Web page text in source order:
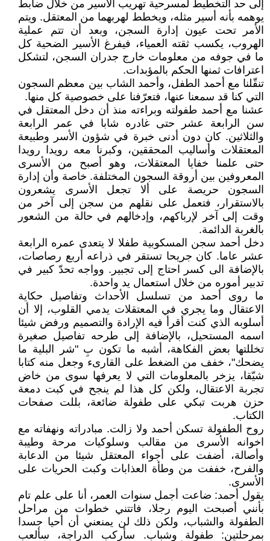
إلى حد التخطيط لمسرحية تهريب الأسير من خلال ضابط
يوهمه بأنه أسير مثله، ويخطط لهربهما من المعتقل. ويتم
الأمر تحت عيون إدارة السجن، وبعد أن تتم عملية
الهروب، يكسب ثقته العمياء، فيفرغ الأسير الضحية كل
ما في جوفه من معلومات خارج جدران السجن، لتشكل
اعترافات ثمنها الحكم بالمؤبدات.
تنقّلنا مع أحمد الطفل، وأحمد الشاب بين معظم السجون
التي كنا قد سمعنا عنها، فتعرّفنا على خصوصية كل منها.
عشنا مع أحمد طفولته وبراءته منذ أن دخل المعتقل في
سن الرابعة عشر حتى غادره شابا في عمر الرابعة
والثلاثين. كان دون أدنى خبرة في شؤون الأسر وطبيعة
المعتقلات وأساليب المحققين، وكبرنا معه رويدا رويدا
حتى علمنا خفايا المعتقلات، وهو أصبح من الأسرى
المعروفين بين أروقة السجون المختلفة. خاصة وأن إدارة
السجون حريصة على ألا تجعل الأسرى يشعرون
بالاستقرار، فتعمل على نقلهم من سجن إلى آخر من
وقت إلى آخر لإرباكهم، وإدخالهم في حالة من الشعور
بالغربة الدائمة.
دخل أحمد سجن المسكوبية طفلا لا يتعدى عمره الرابعة
عشر عاما. كان جريحا تستقر في ذراعه أربع رصاصات،
بالإضافة الى كسر احتاج إلى تجبير. وواجه تحدّ كبير في
تدبير أموره من خلال استعمال يد واحدة.
ما روى أحمد من تسلسل الأحداث وتفاصيل حكاية
الاعتقال وما يجري في المعتقلات يدمي القلوب، إلا أن
أسلوبه الذي كنت أقرأ فيه الإرادة والتصميم ورفض شيئا
اسمه المستحيل، بالإضافة إلى طرحه تفاصيل صغيرة
تخللتها بعض الفكاهة، أشبه ما تكون بِ "شر البلية ما
يضحك"، خفف من الضغط على القارىء وجعل منه كتابا
شيّقا، يزخر بالمعلومات التي لا يعرفها سوى من خاض
تجربة الاعتقال، ولكن كل هذا لم ينجح في كبت دمعة
حزن هربت تبكي على طفولة ضائعة، بللت صفحات
الكتاب.
روح الطفولة تسكن أحمد ولا زالت. مبادراته ونهفاته مع
اخوانه الأسرى من مقالب وسلوكيات مرحة وطيبة
وأصالة، أضفت على أجواء المعتقل شيئا من الدعابة
والفرح، خففت من وطأة العذابات وكبت الحريات على
الأسرى.
يقول أحمد: ضاعت أجمل سنوات العمر، أنا على علم تام
بأنني أصبحت اليوم رجلا، فاتتني خطوات من مراحل
الطفولة والشباب، ولكن ذلك لن يمنعني أن أحيا جسدا
بمرحلتين: طفولة وشباب. سأركب الدراجة، سألعب